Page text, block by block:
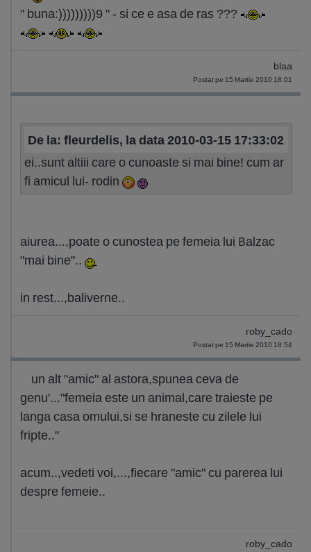
" buna:)))))))))9 " - si ce e asa de ras ???
blaa
Postat pe 15 Martie 2010 18:01
De la: fleurdelis, la data 2010-03-15 17:33:02
ei..sunt altiii care o cunoaste si mai bine! cum ar
fi amicul lui- rodin
aiurea...,poate o cunostea pe femeia lui Balzac
"mai bine"..
in rest...,baliverne..
roby_cado
Postat pe 15 Martie 2010 18:54
un alt "amic" al astora,spunea ceva de
genu'..."femeia este un animal,care traieste pe
langa casa omului,si se hraneste cu zilele lui
fripte.."
acum..,vedeti voi,...,fiecare "amic" cu parerea lui
despre femeie..
roby_cado